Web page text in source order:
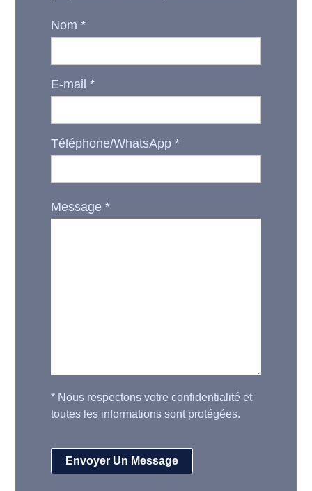
Nom*
E-mail*
Téléphone/WhatsApp*
Message*
* Nous respectons votre confidentialité et
toutes les informations sont protégées.